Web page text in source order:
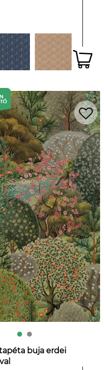
buja erdei